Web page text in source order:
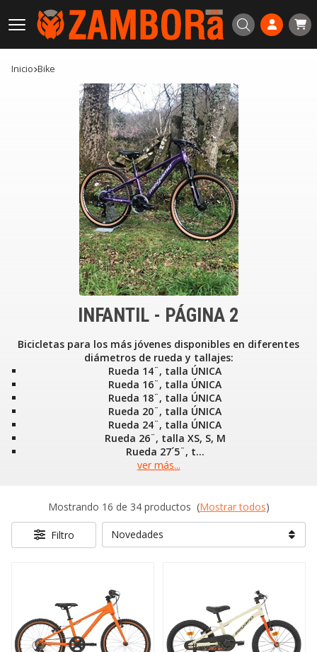
Buscar
Inicio bike
INFANTIL - PÁGINA 2
Bicicletas para los más jóvenes disponibles en diferentes
diámetros de rueda y tallajes:
Rueda 14¨, talla ÚNICA
Rueda 16¨, talla ÚNICA
Rueda 18¨, talla ÚNICA
Rueda 20¨, talla ÚNICA
Rueda 24¨, talla ÚNICA
Rueda 26¨, talla XS, S, M
Rueda 27´5¨, t...
ver más...
Mostrando 16 de 34 productos (Mostrar todos)
Filtro